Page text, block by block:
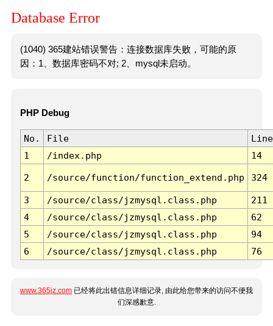
Database Error
(1040) 365建站错误警告：连接数据库失败，可能的原
因：1、数据库密码不对; 2、mysql未启动。
PHP Debug
No. File
Line
1
/index.php 14
2 /source/function/function_extend.php 324
3 /source/class/jzmysql.class.php
211
4
/source/class/jzmysql.class.php
62
5
/source/class/jzmysql.class.php
94
6
/source/class/jzmysql.class.php 76
www.365jz.com 已经将此出错信息详细记录, 由此给您带来的访问不便我
们深感歉意.